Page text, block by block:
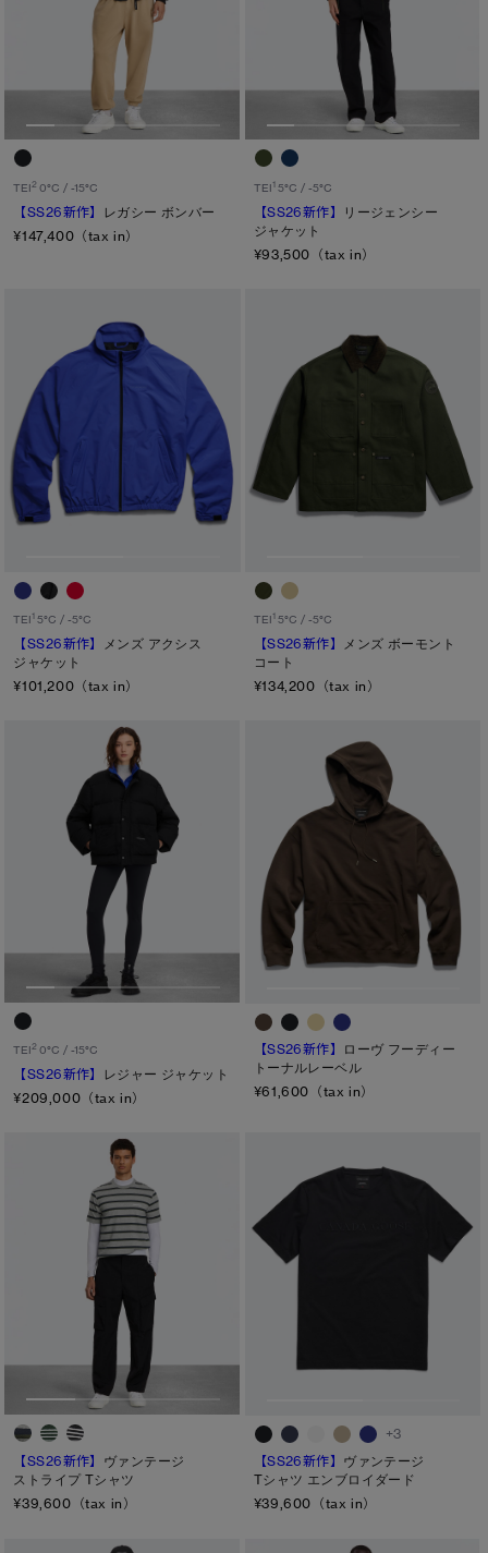
TEI2 0°C / -15°C
【SS26新作】
レガシー ボンバー
¥147,400（tax in）
TEI15°C / -5°C
【SS26新作】
リージェンシー
ジャケット
¥93,500（tax in）
TEI1 5°C / -5°C
【SS26新作】
メンズ アクシス
ジャケット
¥101,200（tax in）
TEI15°C / -5°C
【SS26新作】
メンズ ボーモント
コート
¥134,200（tax in）
TEI2 0°C / -15°C
【SS26新作】
レジャー ジャケット
¥209,000（tax in）
【SS26新作】
ローヴ フーディー
トーナルレーベル
¥61,600（tax in）
【SS26新作】 ヴァンテージ
ストライプ Tシャツ
¥39,600（tax in）
+3
【SS26新作】 ヴァンテージ
Tシャツ エンブロイダード
¥39,600（tax in）